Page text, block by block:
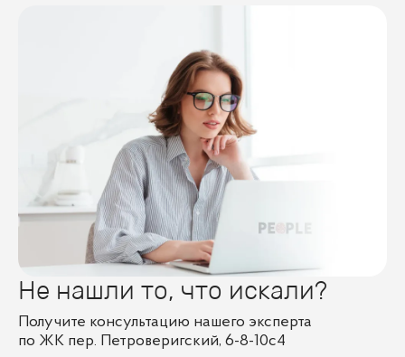
Не нашли то, что искали?
Получите консультацию нашего эксперта
по ЖК пер. Петроверигский, 6-8-10с4